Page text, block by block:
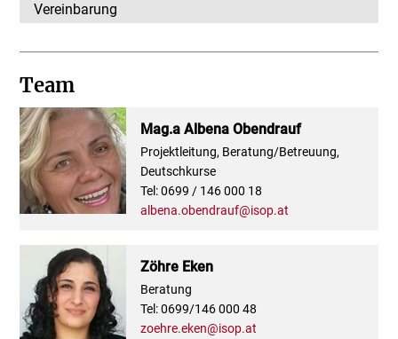
Vereinbarung
Team
Mag.a Albena Obendrauf
Tel: 0699 / 146 000 18
albena.obendrauf@isop.at
Projektleitung, Beratung/Betreuung,
Deutschkurse
Zöhre Eken
Tel: 0699/146 000 48
zoehre.eken@isop.at
Beratung